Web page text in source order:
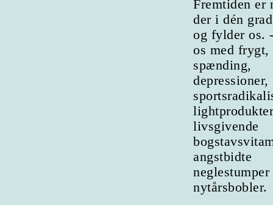
Fremtiden er
der i dén
og fylder os.
os med frygt,
spænding,
depressioner,
livsgivende
angstbidte
neglestumper
nytårsbobler.